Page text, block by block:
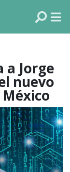
a Jorge
nuevo